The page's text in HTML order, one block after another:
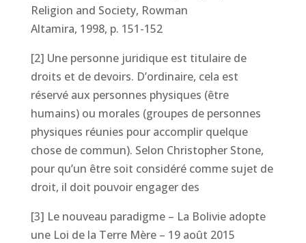
Religion and Society, Rowman
Altamira, 1998, p. 151-152
[2] Une personne juridique est titulaire de
droits et de devoirs. D’ordinaire, cela est
réservé aux personnes physiques (être
humains) ou morales (groupes de personnes
physiques réunies pour accomplir quelque
chose de commun). Selon Christopher Stone,
pour qu’un être soit considéré comme sujet de
droit, il doit pouvoir engager des
[3] Le nouveau paradigme – La Bolivie adopte
une Loi de la Terre Mère – 19 août 2015